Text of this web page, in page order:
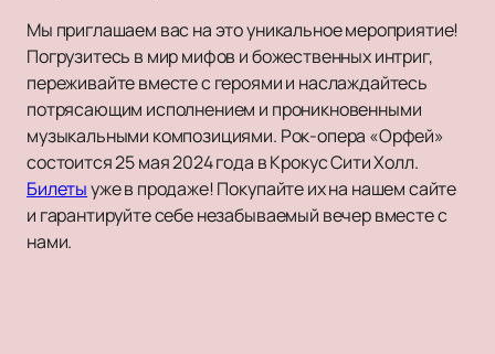
Мы приглашаем вас на это уникальное мероприятие!
Погрузитесь в мир мифов и божественных интриг,
переживайте вместе с героями и наслаждайтесь
потрясающим исполнением и проникновенными
музыкальными композициями. Рок-опера «Орфей»
состоится 25 мая 2024 года в Крокус Сити Холл.
Билетыуже в продаже! Покупайте их на нашем сайте
и гарантируйте себе незабываемый вечер вместе с
нами.